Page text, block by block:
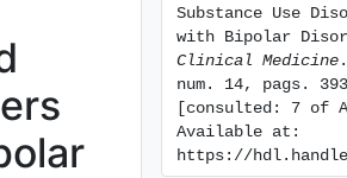
Substance Use
with Bipolar
Clinical Medicine
num. 14, pags.
[consulted: 7 of
Available at:
https://